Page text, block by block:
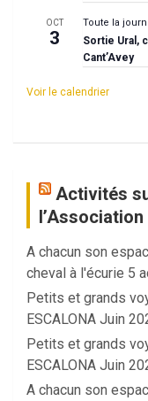
OCT
3
Toute la
Sortie Ural,
Cant’Avey
Voir le calendrier
Activités
A chacun son
cheval à l'écurie 5
Petits et grands
ESCALONA Juin
Petits et grands
ESCALONA Juin
A chacun son